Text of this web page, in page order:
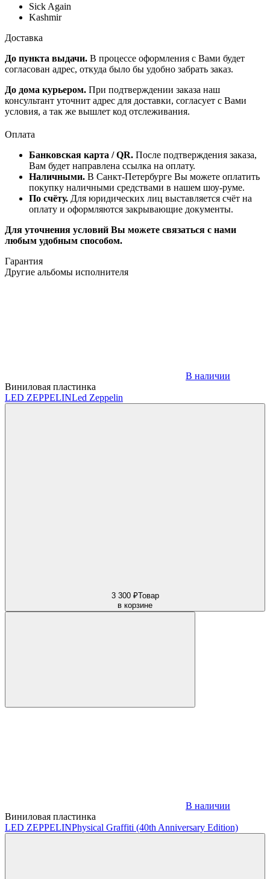
Sick Again
Kashmir
Доставка
До пункта выдачи. В процессе оформления с Вами будет
согласован адрес, откуда было бы удобно забрать заказ.
До дома курьером. При подтверждении заказа наш
консультант уточнит адрес для доставки, согласует с Вами
условия, а так же вышлет код отслеживания.
Оплата
Банковская карта / QR. После подтверждения заказа,
Вам будет направлена ссылка на оплату.
Наличными. В Санкт-Петербурге Вы можете оплатить
покупку наличными средствами в нашем шоу-руме.
По счёту. Для юридических лиц выставляется счёт на
оплату и оформляются закрывающие документы.
Для уточнения условий Вы можете связаться с нами
любым удобным способом.
Гарантия
Другие альбомы исполнителя
В наличии
Виниловая пластинка
LED ZEPPELINLed Zeppelin
3 300 ₽Товар
в корзине
В наличии
Виниловая пластинка
LED ZEPPELINPhysical Graffiti (40th Anniversary Edition)